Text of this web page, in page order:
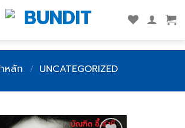
หลัก / UNCATEGORIZED